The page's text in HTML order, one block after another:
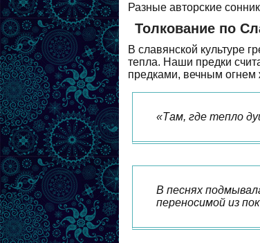
Разные авторские
Толкование по
В славянской культуре
тепла. Наши предки
предками, вечным огнем
«Там, где тепло
В песнях
переносимой из